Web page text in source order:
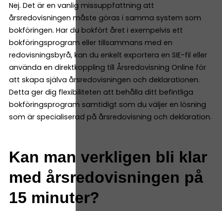
Nej. Det är en vanlig missuppfattning att
årsredovisningen måste göras i samma system som
bokföringen. Har du bokfört året i exempelvis ett
bokföringsprogram eller tillsammans med en
redovisningsbyrå, kan du enkelt exportera en SIE-fil eller
använda en direktkoppling till Årsredovisning Online för
att skapa själva årsredovisningen och deklarationen.
Detta ger dig flexibiliteten att behålla ditt befintliga
bokföringsprogram samtidigt som du väljer en lösning
som är specialiserad på årsredovisning och deklaration.
Kan man verkligen bli klar
med årsredovisningen på
15 minuter?